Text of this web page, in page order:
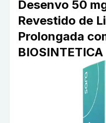
Desenvo 50
Revestido de
Prolongada
BIOSINTETICA